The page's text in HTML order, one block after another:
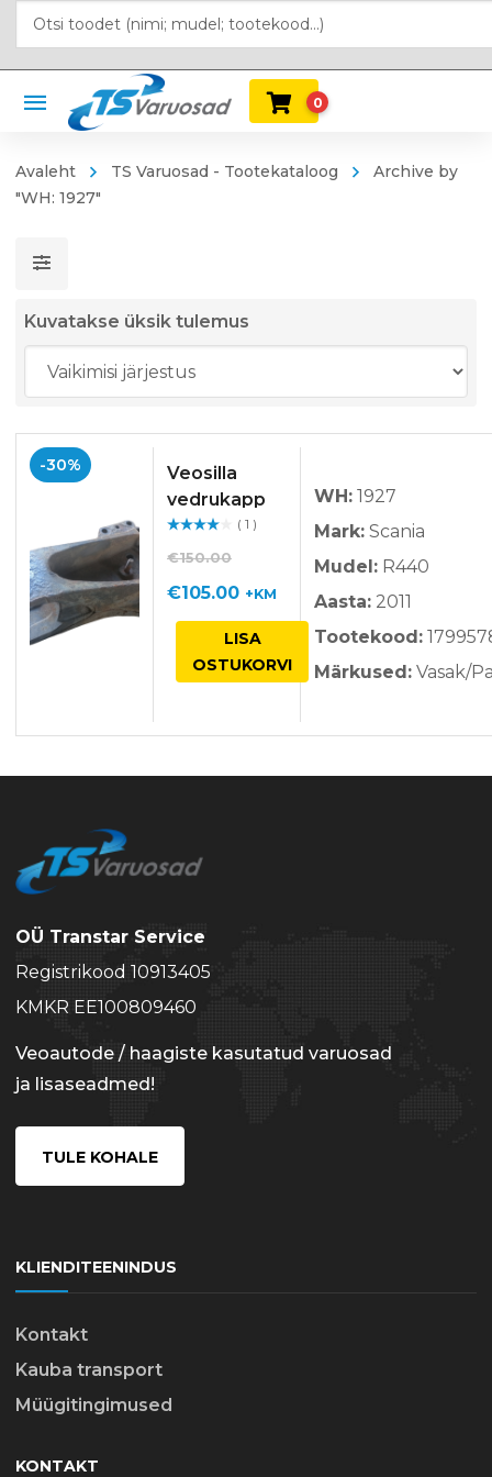
0
Avaleht TS Varuosad - Tootekataloog
Archive by
"WH: 1927"
Kuvatakse üksik tulemus
-30%
Veosilla
vedrukapp
guga
/ 5
( 1 )
€150.00
Algne
hind
€105.00Praegune
hind
on:
+KM
LISA
OSTUKORVI
WH: 1927
Mark: Scania
Mudel: R440
Aasta: 2011
Tootekood:
Märkused: Vasak/
OÜ Transtar Service
Registrikood 10913405
KMKR EE100809460
Veoautode / haagiste kasutatud varuosad
ja lisaseadmed!
TULE KOHALE
KLIENDITEENINDUS
Kontakt
Kauba transport
Müügitingimused
KONTAKT